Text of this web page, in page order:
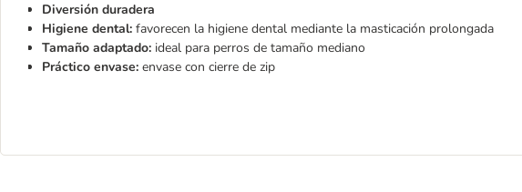
Diversión duradera
Higiene dental: favorecen la higiene dental mediante la masticación prolongada
Tamaño adaptado: ideal para perros de tamaño mediano
Práctico envase: envase con cierre de zip